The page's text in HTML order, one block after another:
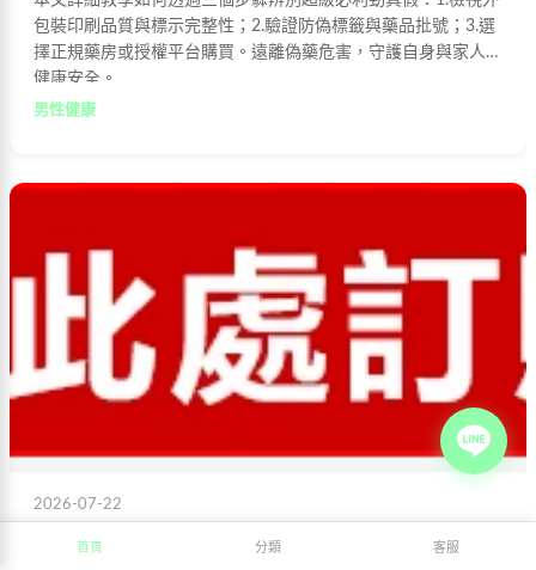
包裝印刷品質與標示完整性；2.驗證防偽標籤與藥品批號；3.選
擇正規藥房或授權平台購買。遠離偽藥危害，守護自身與家人的
健康安全。
男性健康
2026-07-22
必利劲服药时机与进食关系：专家解析最佳吸收方式
首頁 分類 客服